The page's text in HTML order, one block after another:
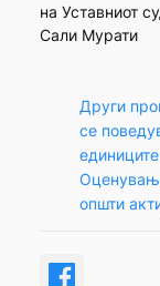
на Уставниот
Сали Мурати
Други
се
општи